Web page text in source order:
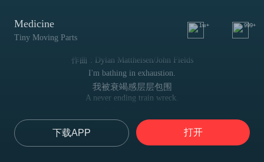
Medicine
Tiny Moving Parts
1w+ 999+
作曲 : Dylan Mattheisen/John Fields
I'm bathing in exhaustion.
我被衰竭感层层包围
A never ending train wreck.
I swear my legs, they function,
我发誓，我会好好地站起来
But I'm assembled to crawl.
下载APP 打开